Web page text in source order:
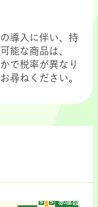
導入に伴い、持
能な商品は、
で税率が異なり
尋ねください。